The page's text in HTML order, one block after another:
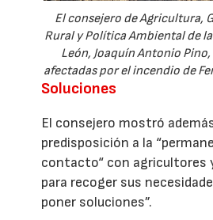
El consejero de Agricultura,
Rural y Política Ambiental de
León, Joaquín Antonio
afectadas por el incendio de
Soluciones
El consejero mostró
predisposición a la
contacto“ con agricultores
para recoger sus
poner soluciones”.